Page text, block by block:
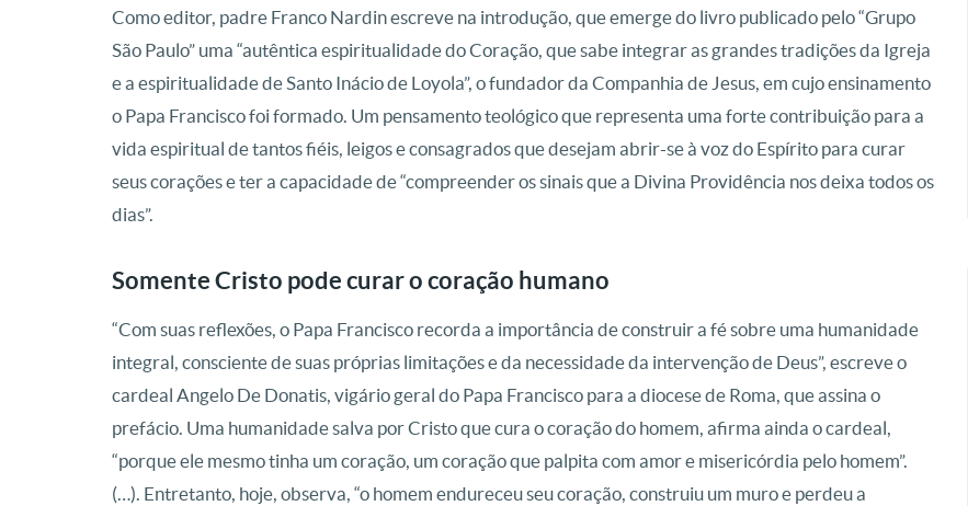
Como editor, padre Franco Nardin escreve na introdução, que emerge do livro publicado pelo “Grupo
São Paulo” uma “autêntica espiritualidade do Coração, que sabe integrar as grandes tradições da Igreja
e a espiritualidade de Santo Inácio de Loyola”, o fundador da Companhia de Jesus, em cujo ensinamento
o Papa Francisco foi formado. Um pensamento teológico que representa uma forte contribuição para a
vida espiritual de tantos fiéis, leigos e consagrados que desejam abrir-se à voz do Espírito para curar
seus corações e ter a capacidade de “compreender os sinais que a Divina Providência nos deixa todos os
dias”.
Somente Cristo pode curar o coração humano
“Com suas reflexões, o Papa Francisco recorda a importância de construir a fé sobre uma humanidade
integral, consciente de suas próprias limitações e da necessidade da intervenção de Deus”, escreve o
cardeal Angelo De Donatis, vigário geral do Papa Francisco para a diocese de Roma, que assina o
prefácio. Uma humanidade salva por Cristo que cura o coração do homem, afirma ainda o cardeal,
“porque ele mesmo tinha um coração, um coração que palpita com amor e misericórdia pelo homem”.
(…). Entretanto, hoje, observa, “o homem endureceu seu coração, construiu um muro e perdeu a